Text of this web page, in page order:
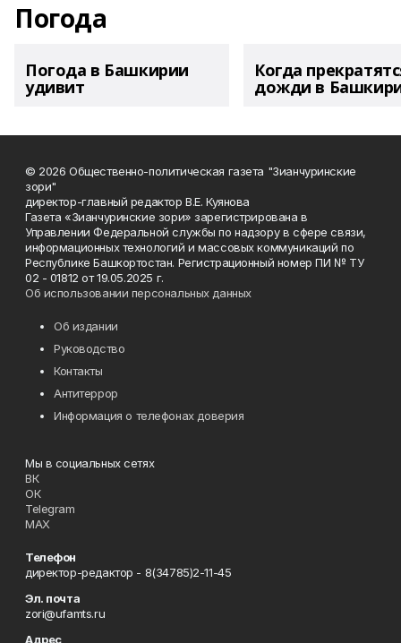
Погода
Погода в Башкирии
удивит
Когда
дожди в
© 2026 Общественно-политическая газета "Зианчуринские
зори"
директор-главный редактор В.Е. Куянова
Газета «Зианчуринские зори» зарегистрирована в
Управлении Федеральной службы по надзору в сфере связи,
информационных технологий и массовых коммуникаций по
Республике Башкортостан. Регистрационный номер ПИ № ТУ
02 - 01812 от 19.05.2025 г.
Об использовании персональных данных
Об издании
Руководство
Контакты
Антитеррор
Информация о телефонах доверия
Мы в социальных сетях
ВК
ОК
Telegram
MAX
Телефон
директор-редактор - 8(34785)2-11-45
Эл. почта
zori@ufamts.ru
Адрес